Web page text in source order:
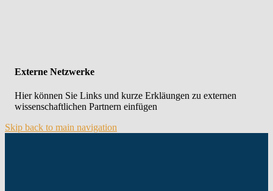
Externe Netzwerke
Hier können Sie Links und kurze Erkläungen zu externen
wissenschaftlichen Partnern einfügen
Skip back to main navigation